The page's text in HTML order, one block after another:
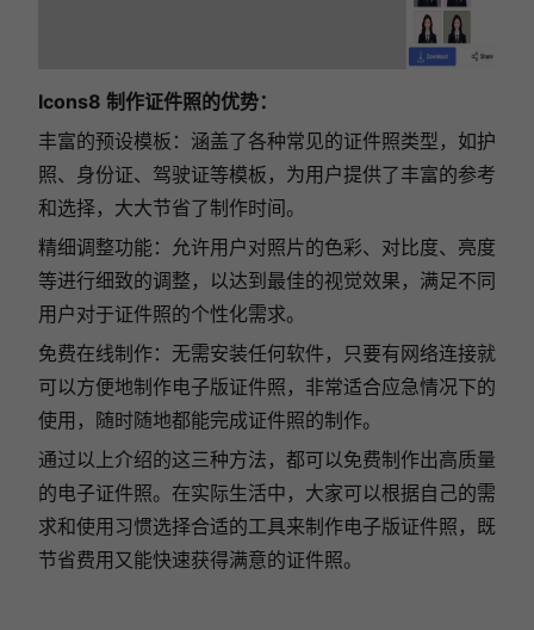
Icons8 制作证件照的优势：
丰富的预设模板：涵盖了各种常见的证件照类型，如护
照、身份证、驾驶证等模板，为用户提供了丰富的参考
和选择，大大节省了制作时间。
精细调整功能：允许用户对照片的色彩、对比度、亮度
等进行细致的调整，以达到最佳的视觉效果，满足不同
用户对于证件照的个性化需求。
免费在线制作：无需安装任何软件，只要有网络连接就
可以方便地制作电子版证件照，非常适合应急情况下的
使用，随时随地都能完成证件照的制作。
通过以上介绍的这三种方法，都可以免费制作出高质量
的电子证件照。在实际生活中，大家可以根据自己的需
求和使用习惯选择合适的工具来制作电子版证件照，既
节省费用又能快速获得满意的证件照。